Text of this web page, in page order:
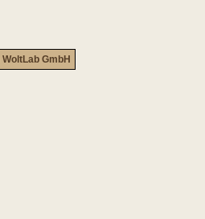
WoltLab GmbH